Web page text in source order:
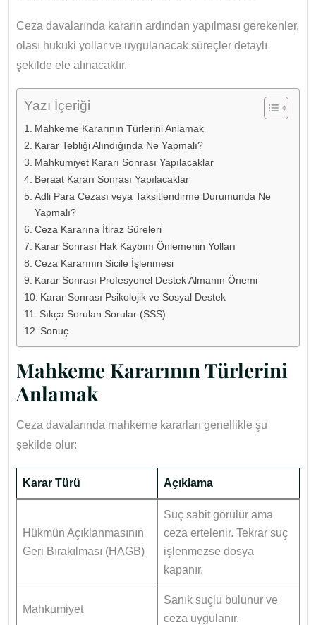
Ceza davalarında kararın ardından yapılması gerekenler,
olası hukuki yollar ve uygulanacak süreçler detaylı
şekilde ele alınacaktır.
Yazı İçeriği
Mahkeme Kararının Türlerini Anlamak
Karar Tebliği Alındığında Ne Yapmalı?
Mahkumiyet Kararı Sonrası Yapılacaklar
Beraat Kararı Sonrası Yapılacaklar
Adli Para Cezası veya Taksitlendirme Durumunda Ne
Yapmalı?
Ceza Kararına İtiraz Süreleri
Karar Sonrası Hak Kaybını Önlemenin Yolları
Ceza Kararının Sicile İşlenmesi
Karar Sonrası Profesyonel Destek Almanın Önemi
Karar Sonrası Psikolojik ve Sosyal Destek
Sıkça Sorulan Sorular (SSS)
Sonuç
Mahkeme Kararının Türlerini
Anlamak
Ceza davalarında mahkeme kararları genellikle şu
şekilde olur:
Karar Türü Açıklama
Hükmün Açıklanmasının
Geri Bırakılması (HAGB)
Suç sabit görülür ama
ceza ertelenir. Tekrar suç
işlenmezse dosya
kapanır.
Mahkumiyet
Sanık suçlu bulunur ve
ceza uygulanır.